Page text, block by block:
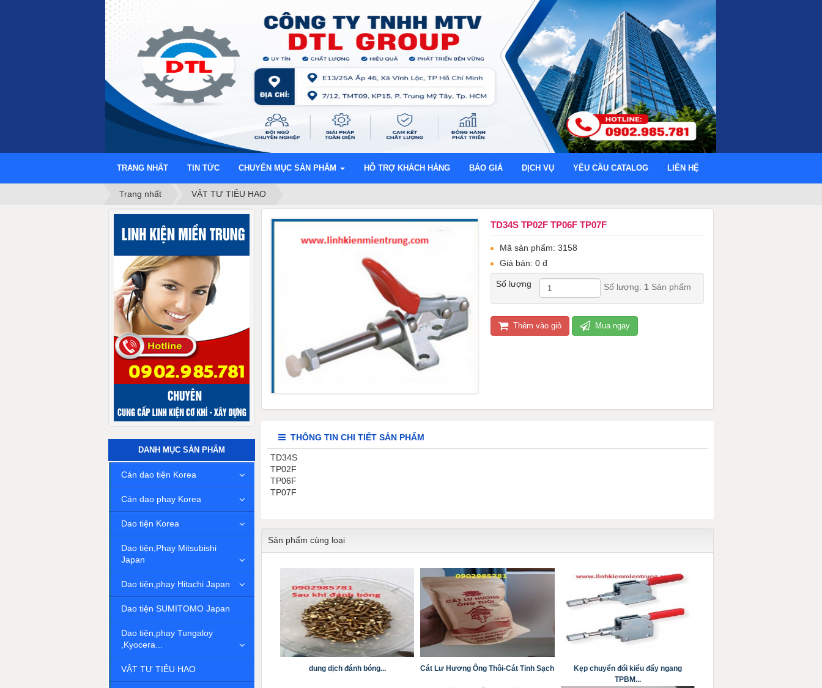
TRANG NHẤT TIN TỨC CHUYÊN MỤC SẢN PHẨM HỖ TRỢ KHÁCH HÀNG BÁO GIÁ DỊCH VỤ YÊU CẦU CATALOG LIÊN HỆ
Trang nhất VẬT TƯ TIÊU HAO
TD34S TP02F TP06F TP07F
Mã sản phẩm: 3158
Giá bán: 0 đ
Số lượng Số lượng: 1 Sản phẩm
Thêm vào giỏ Mua ngay
THÔNG TIN CHI TIẾT SẢN PHẨM
TD34S
TP02F
TP06F
TP07F
Sản phẩm cùng loại
dung dịch đánh bóng... Cát Lư Hương Ông Thôi-Cát Tinh Sạch
Kẹp chuyển đổi kiểu đẩy ngang
TPBM...
DANH MỤC SẢN PHẨM
Cán dao tiện Korea
Cán dao phay Korea
Dao tiện Korea
Dao tiện,Phay Mitsubishi
Japan
Dao tiện,phay Hitachi Japan
Dao tiện SUMITOMO Japan
Dao tiện,phay Tungaloy
,Kyocera...
VẬT TƯ TIÊU HAO